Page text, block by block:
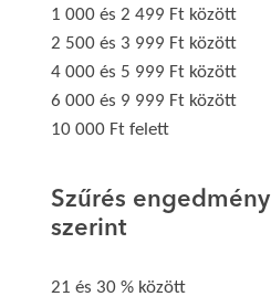
1 000 és 2 499 Ft között
2 500 és 3 999 Ft között
4 000 és 5 999 Ft között
6 000 és 9 999 Ft között
10 000 Ft felett
Szűrés engedmény
szerint
21 és 30 % között